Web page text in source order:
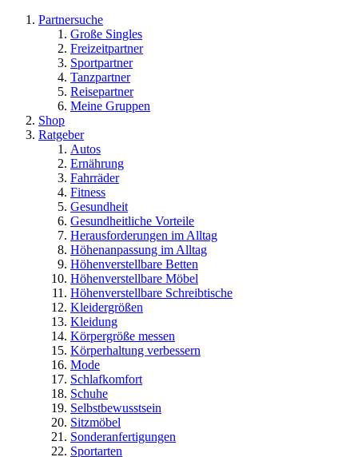
Partnersuche
Große Singles
Freizeitpartner
Sportpartner
Tanzpartner
Reisepartner
Meine Gruppen
Shop
Ratgeber
Autos
Ernährung
Fahrräder
Fitness
Gesundheit
Gesundheitliche Vorteile
Herausforderungen im Alltag
Höhenanpassung im Alltag
Höhenverstellbare Betten
Höhenverstellbare Möbel
Höhenverstellbare Schreibtische
Kleidergrößen
Kleidung
Körpergröße messen
Körperhaltung verbessern
Mode
Schlafkomfort
Schuhe
Selbstbewusstsein
Sitzmöbel
Sonderanfertigungen
Sportarten